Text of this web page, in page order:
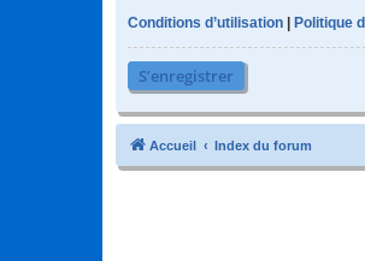
Conditions d’utilisation
Politique
S’enregistrer
Accueil Index du forum